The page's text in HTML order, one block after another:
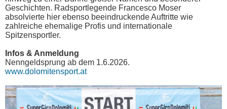
Geschichten. Radsportlegende Francesco Moser
absolvierte hier ebenso beeindruckende Auftritte wie
zahlreiche ehemalige Profis und internationale
Spitzensportler.
Infos & Anmeldung
Nenngeldsprung ab dem 1.6.2026.
www.dolomitensport.at